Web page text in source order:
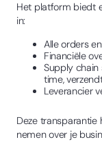
Het platform biedt
in:
Alle orders
Financiële
Supply chain
time,
Leverancier
Deze transparantie
nemen over je